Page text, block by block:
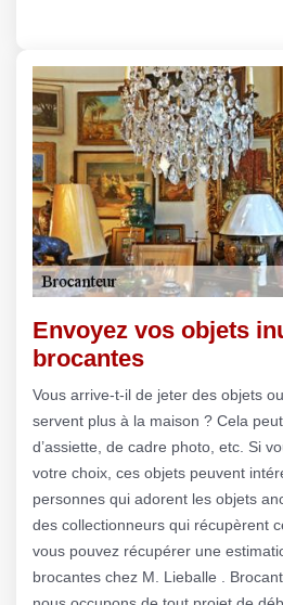
Envoyez vos objets
brocantes
Vous arrive-t-il de jeter des objets
servent plus à la maison ? Cela peut
d’assiette, de cadre photo, etc. Si
votre choix, ces objets peuvent
personnes qui adorent les objets
des collectionneurs qui récupèrent
vous pouvez récupérer une
brocantes chez M. Lieballe .